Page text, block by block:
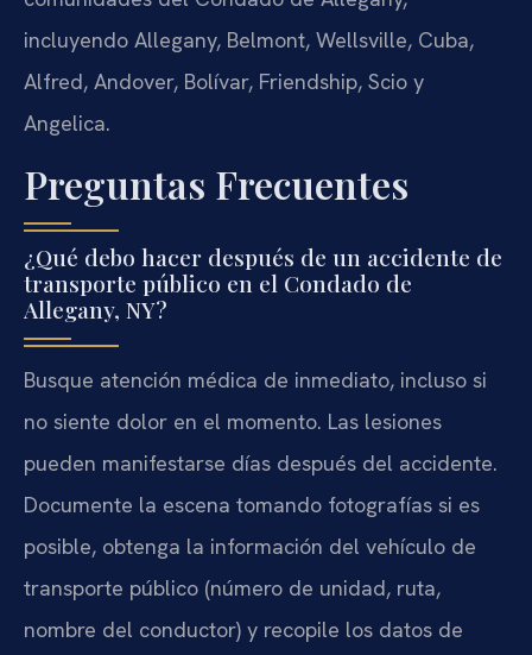
incluyendo Allegany, Belmont, Wellsville, Cuba,
Alfred, Andover, Bolívar, Friendship, Scio y
Angelica.
Preguntas Frecuentes
¿Qué debo hacer después de un accidente de
transporte público en el Condado de
Allegany, NY?
Busque atención médica de inmediato, incluso si
no siente dolor en el momento. Las lesiones
pueden manifestarse días después del accidente.
Documente la escena tomando fotografías si es
posible, obtenga la información del vehículo de
transporte público (número de unidad, ruta,
nombre del conductor) y recopile los datos de